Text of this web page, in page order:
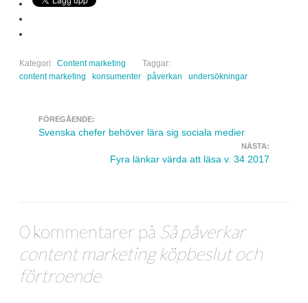
Kategori: Content marketing
Taggar:
content marketing
konsumenter påverkan undersökningar
Navigera inlägg
FÖREGÅENDE:
Svenska chefer behöver lära sig sociala medier
NÄSTA:
Fyra länkar värda att läsa v. 34 2017
0 kommentarer på Så påverkar
content marketing köpbeslut och
förtroende